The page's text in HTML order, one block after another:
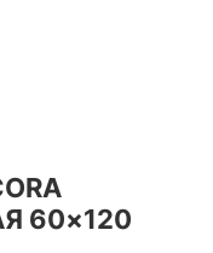
60×120